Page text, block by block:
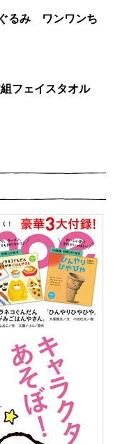
るみ ワンワンち
フェイスタオル